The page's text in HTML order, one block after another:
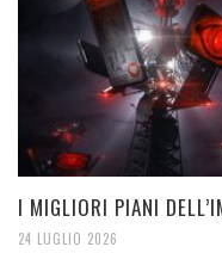
I MIGLIORI PIANI
24 LUGLIO 2026